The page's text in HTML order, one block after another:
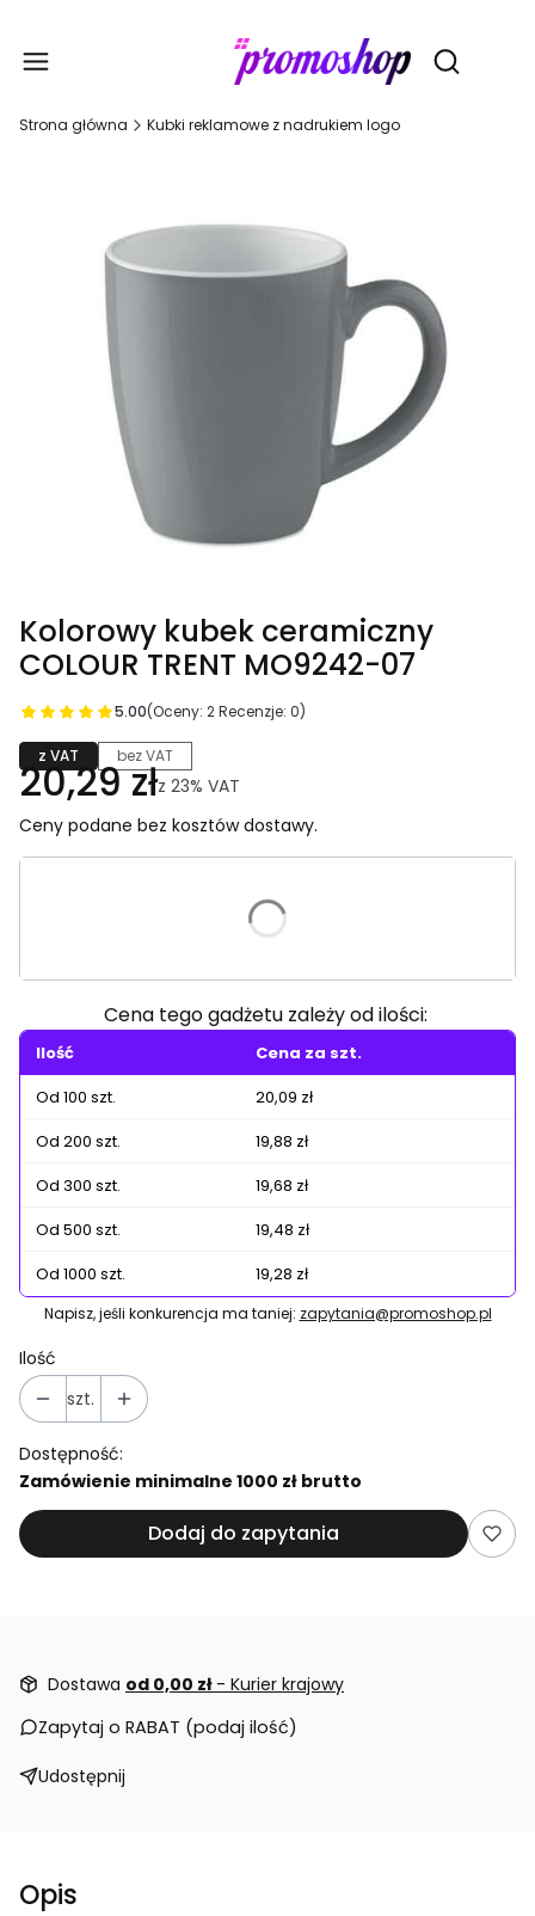
Otwórz
Strona główna Kubki reklamowe z nadrukiem logo
Kolorowy kubek ceramiczny
COLOUR TRENT MO9242-07
5.00(Oceny: 2 Recenzje: 0)
z VAT bez VAT
20,29 złz 23% VAT
Ceny podane bez kosztów dostawy.
Poszczególne warianty mogą różnić się ceną
Cena tego gadżetu zależy od ilości:
Ilość
Cena za szt.
Od 100 szt.
20,09 zł
Od 200 szt.
19,88 zł
Od 300 szt.
19,68 zł
Od 500 szt.
19,48 zł
Od 1000 szt.
19,28 zł
Napisz, jeśli konkurencja ma taniej: zapytania@promoshop.pl
Ilość
szt.
Dostępność:
Zamówienie minimalne 1000 zł brutto
Dodaj do zapytania
Dostawa od 0,00 zł - Kurier krajowy
Zapytaj o RABAT (podaj ilość)
Udostępnij
Opis